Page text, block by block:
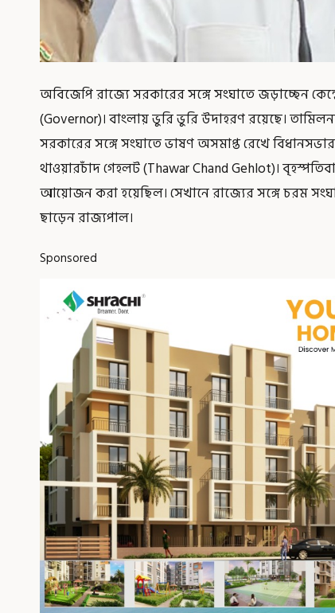
অবিজেপি রাজ্যে সরকারের সঙ্গে সংঘাতে জড়াচ্ছেন
(Governor)। বাংলায় ভুরি ভুরি উদাহরণ রয়েছে।
সরকারের সঙ্গে সংঘাতে ভাষণ অসমাপ্ত রেখে
থাওয়ারচাঁদ গেহলট (Thawar Chand Gehlot)।
আয়োজন করা হয়েছিল। সেখানে রাজ্যের সঙ্গে চরম
ছাড়েন রাজ্যপাল।
Sponsored